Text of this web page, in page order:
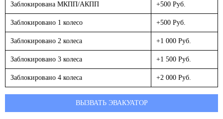
Заблокирована МКПП/АКПП +500 Руб.
Заблокировано 1 колесо +500 Руб.
Заблокировано 2 колеса +1 000 Руб.
Заблокировано 3 колеса +1 500 Руб.
Заблокировано 4 колеса +2 000 Руб.
ВЫЗВАТЬ ЭВАКУАТОР